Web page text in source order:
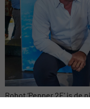
Robot ‘Pepper 2E’ is